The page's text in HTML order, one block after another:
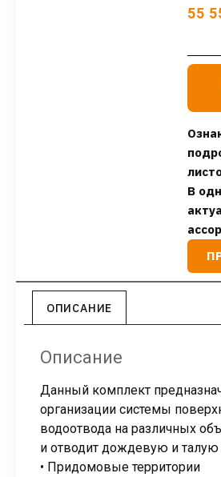
55
В
ОПИСАНИЕ
Описание
Данный комплект
организации системы
водоотвода на различных
и отводит дождевую и талую
• Придомовые территории